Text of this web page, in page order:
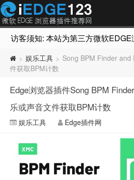
访客须知: 本站为第三方微软
> 娱乐工具 > Song BPM Finder and
件获取BPM计数
Edge浏览器插件Song BPM
乐或声音文件获取BPM计数
娱乐工具 Edge插件网